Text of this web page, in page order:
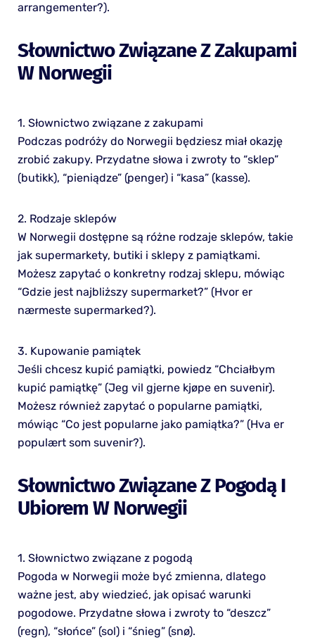
arrangementer?).
Słownictwo Związane Z Zakupami
W Norwegii
1. Słownictwo związane z zakupami
Podczas podróży do Norwegii będziesz miał okazję
zrobić zakupy. Przydatne słowa i zwroty to “sklep”
(butikk), “pieniądze” (penger) i “kasa” (kasse).
2. Rodzaje sklepów
W Norwegii dostępne są różne rodzaje sklepów, takie
jak supermarkety, butiki i sklepy z pamiątkami.
Możesz zapytać o konkretny rodzaj sklepu, mówiąc
“Gdzie jest najbliższy supermarket?” (Hvor er
nærmeste supermarked?).
3. Kupowanie pamiątek
Jeśli chcesz kupić pamiątki, powiedz “Chciałbym
kupić pamiątkę” (Jeg vil gjerne kjøpe en suvenir).
Możesz również zapytać o popularne pamiątki,
mówiąc “Co jest popularne jako pamiątka?” (Hva er
populært som suvenir?).
Słownictwo Związane Z Pogodą I
Ubiorem W Norwegii
1. Słownictwo związane z pogodą
Pogoda w Norwegii może być zmienna, dlatego
ważne jest, aby wiedzieć, jak opisać warunki
pogodowe. Przydatne słowa i zwroty to “deszcz”
(regn), “słońce” (sol) i “śnieg” (snø).